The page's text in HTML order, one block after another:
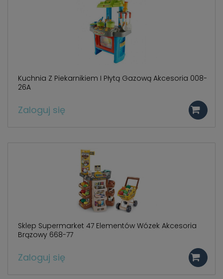
Kuchnia Z Piekarnikiem I Płytą Gazową Akcesoria 008-
26A
Zaloguj się
Sklep Supermarket 47 Elementów Wózek Akcesoria
Brązowy 668-77
Zaloguj się